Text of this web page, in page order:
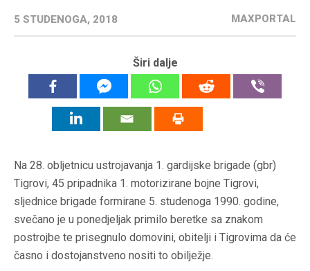
5 STUDENOGA, 2018 MAXPORTAL
Širi dalje
Na 28. obljetnicu ustrojavanja 1. gardijske brigade (gbr)
Tigrovi, 45 pripadnika 1. motorizirane bojne Tigrovi,
sljednice brigade formirane 5. studenoga 1990. godine,
svečano je u ponedjeljak primilo beretke sa znakom
postrojbe te prisegnulo domovini, obitelji i Tigrovima da će
časno i dostojanstveno nositi to obilježje.